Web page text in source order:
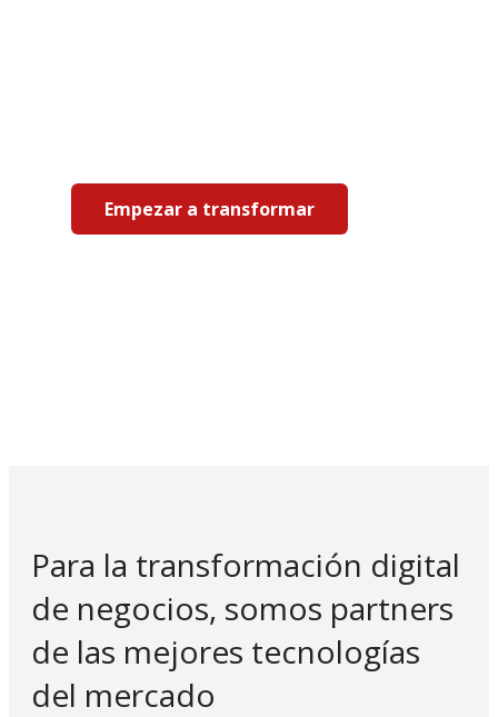
Empezar a transformar
Para la transformación digital
de negocios, somos partners
de las mejores tecnologías
del mercado